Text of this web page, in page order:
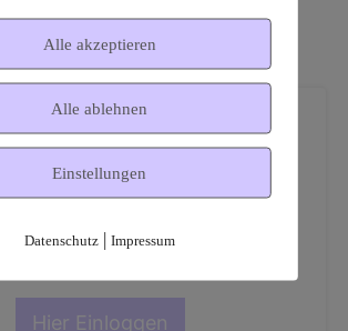
Dies ist ein geschützter
Mitgliederbereich!
Hier Einloggen
Alle akzeptieren
Alle ablehnen
Einstellungen
Datenschutz| Impressum